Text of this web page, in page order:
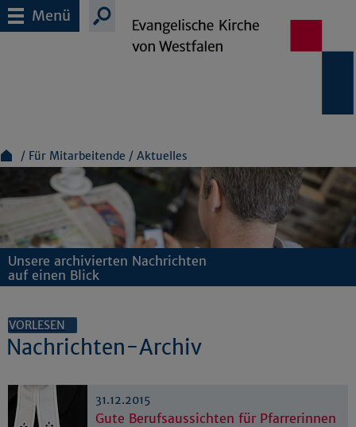
Menü
Für Mitarbeitende Aktuelles
Unsere archivierten Nachrichten
auf einen Blick
VORLESEN
Nachrichten-Archiv
31.12.2015
Gute Berufsaussichten für Pfarrerinnen